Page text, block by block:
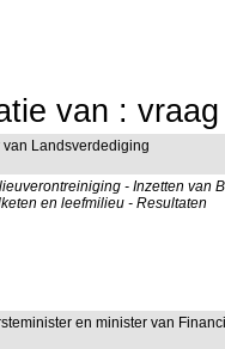
van :
van Landsverdediging
- Inzetten van
en leefmilieu - Resultaten
en minister van